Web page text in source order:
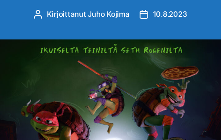
Kirjoittaja
KirjoittanutJuho Kojima Julkaisupäivämäärä
10.8.2023